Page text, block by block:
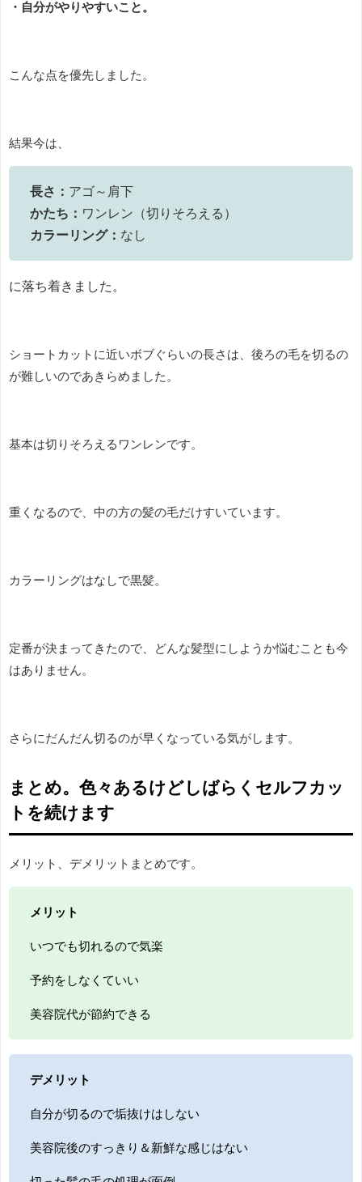
・自分がやりやすいこと。
こんな点を優先しました。
結果今は、
長さ： アゴ～肩下
かたち： ワンレン（切りそろえる）
カラーリング： なし
に落ち着きました。
ショートカットに近いボブぐらいの長さは、後ろの毛を切るの
が難しいのであきらめました。
基本は切りそろえるワンレンです。
重くなるので、中の方の髪の毛だけすいています。
カラーリングはなしで黒髪。
定番が決まってきたので、どんな髪型にしようか悩むことも今
はありません。
さらにだんだん切るのが早くなっている気がします。
まとめ。色々あるけどしばらくセルフカッ
トを続けます
メリット、デメリットまとめです。
メリット
いつでも切れるので気楽
予約をしなくていい
美容院代が節約できる
デメリット
自分が切るので垢抜けはしない
美容院後のすっきり＆新鮮な感じはない